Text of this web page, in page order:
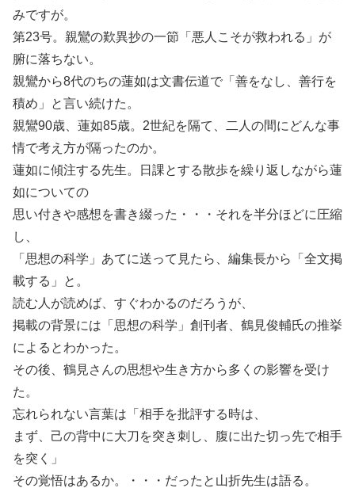
みですが。
第23号。親鸞の歎異抄の一節「悪人こそが救われる」が
腑に落ちない。
親鸞から8代のちの蓮如は文書伝道で「善をなし、善行を
積め」と言い続けた。
親鸞90歳、蓮如85歳。2世紀を隔て、二人の間にどんな事
情で考え方が隔ったのか。
蓮如に傾注する先生。日課とする散歩を繰り返しながら蓮
如についての
思い付きや感想を書き綴った・・・それを半分ほどに圧縮
し、
「思想の科学」あてに送って見たら、編集長から「全文掲
載する」と。
読む人が読めば、すぐわかるのだろうが、
掲載の背景には「思想の科学」創刊者、鶴見俊輔氏の推挙
によるとわかった。
その後、鶴見さんの思想や生き方から多くの影響を受け
た。
忘れられない言葉は「相手を批評する時は、
まず、己の背中に大刀を突き刺し、腹に出た切っ先で相手
を突く」
その覚悟はあるか。・・・だったと山折先生は語る。